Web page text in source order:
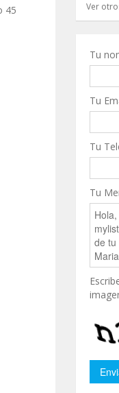
45
Ver
Tu
Tu
Tu
Tu